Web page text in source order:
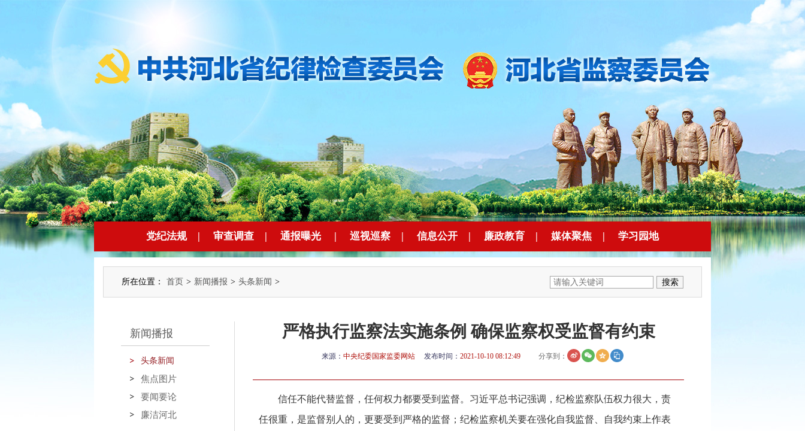
党纪法规 | 审查调查 | 通报曝光 | 巡视巡察 | 信息公开 | 廉政教育 | 媒体聚焦 | 学习园地
所在位置： 首页 > 新闻播报 > 头条新闻 >
新闻播报
头条新闻
焦点图片
要闻要论
廉洁河北
严格执行监察法实施条例 确保监察权受监督有约束
来源： 中央纪委国家监委网站 发布时间： 2021-10-10 08:12:49 分享到：
信任不能代替监督，任何权力都要受到监督。习近平总书记强调，纪检监察队伍权力很大，责
任很重，是监督别人的，更要受到严格的监督；纪检监察机关要在强化自我监督、自我约束上作表